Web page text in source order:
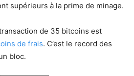
supérieurs à la prime de minage.
de 35 bitcoins est
de frais. C’est le record des
bloc.